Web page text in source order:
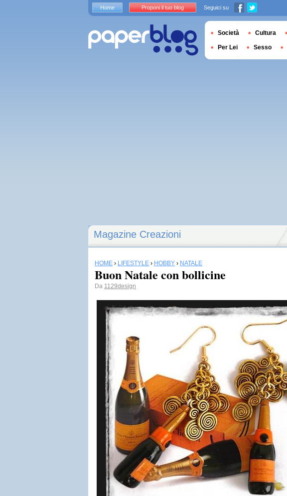
Magazine Creazioni
HOME › LIFESTYLE › HOBBY › NATALE
Buon Natale con bollicine
Da 1129design
Home Proponi il tuo blog Seguici su
Società Cultura
Per Lei Sesso